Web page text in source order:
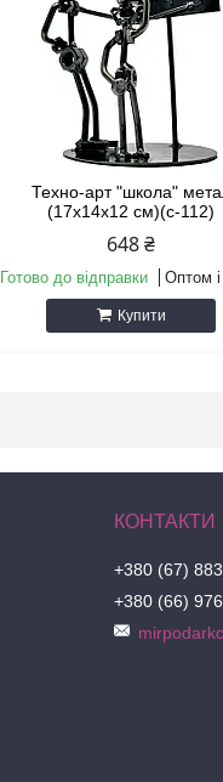
Техно-арт "школа"
(17х14х12 см)(c-112)
648 ₴
Готово до відправки Оптом і
Купити
+380 (67)
+380 (66)